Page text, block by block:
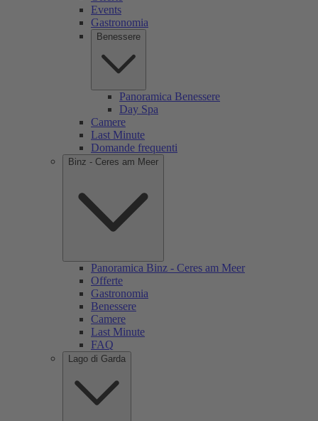
Events
Gastronomia
Benessere
Panoramica Benessere
Day Spa
Camere
Last Minute
Domande frequenti
Binz - Ceres am Meer
Panoramica Binz - Ceres am Meer
Offerte
Gastronomia
Benessere
Camere
Last Minute
FAQ
Lago di Garda